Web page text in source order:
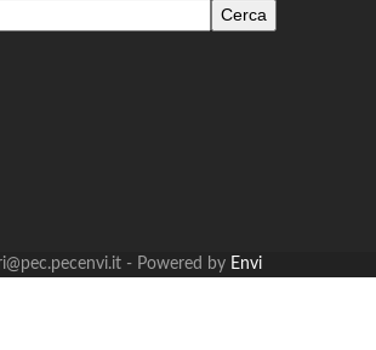
Cerca
- Powered by Envi